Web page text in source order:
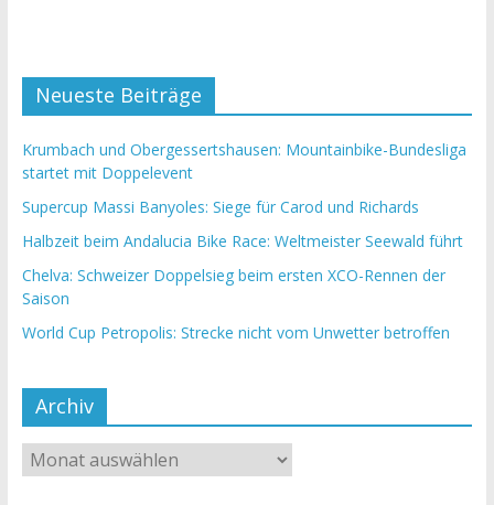
Neueste Beiträge
Krumbach und Obergessertshausen: Mountainbike-Bundesliga
startet mit Doppelevent
Supercup Massi Banyoles: Siege für Carod und Richards
Halbzeit beim Andalucia Bike Race: Weltmeister Seewald führt
Chelva: Schweizer Doppelsieg beim ersten XCO-Rennen der
Saison
World Cup Petropolis: Strecke nicht vom Unwetter betroffen
Archiv